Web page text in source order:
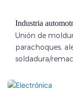
Industria
Unión de
parachoques,
soldadura/